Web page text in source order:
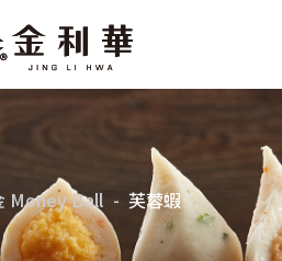
Money Ball 芙蓉蝦